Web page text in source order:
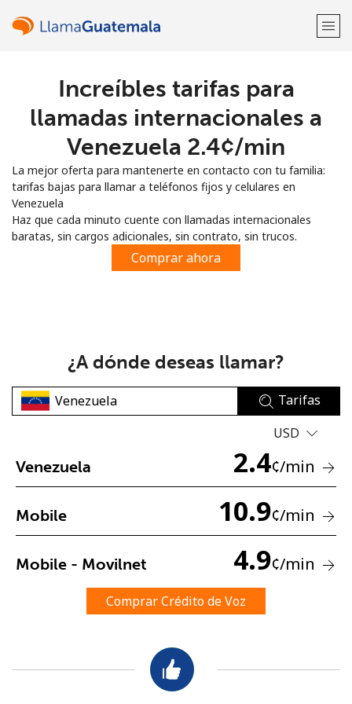
¡Bienvenido!
Regístrate con
o
No se ha creado una contraseña
Una letra mayúscula y una minúscula
Un número
Mantente en contacto para recibir nuestras mejores
Increíbles tarifas para
llamadas internacionales a
Venezuela ⁦2.4¢⁩/min
La mejor oferta para mantenerte en contacto con tu familia:
tarifas bajas para llamar a teléfonos fijos y celulares en
Venezuela
Haz que cada minuto cuente con llamadas internacionales
baratas, sin cargos adicionales, sin contrato, sin trucos.
Comprar ahora
¿A dónde deseas llamar?
Tarifas
USD
Venezuela 2.4¢/min
Mobile 10.9¢/min
Mobile - Movilnet 4.9¢/min
Comprar Crédito de Voz